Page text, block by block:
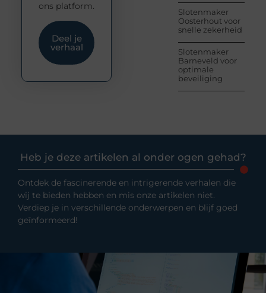
Slotenmaker
Oosterhout voor
snelle zekerheid
Slotenmaker
Barneveld voor
optimale
beveiliging
ons platform.
Deel je
verhaal
Heb je deze artikelen al onder ogen gehad?
Ontdek de fascinerende en intrigerende verhalen die
wij te bieden hebben en mis onze artikelen niet.
Verdiep je in verschillende onderwerpen en blijf goed
geïnformeerd!